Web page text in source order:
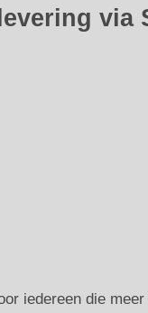
via
iedereen die